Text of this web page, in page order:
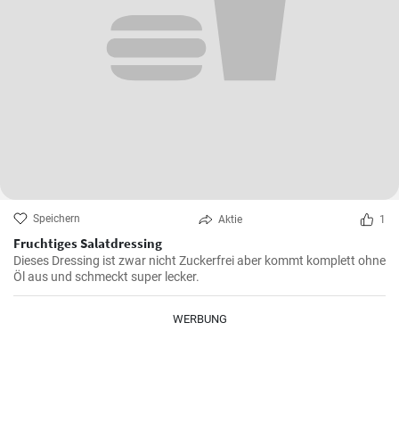
Speichern Aktie 1
Fruchtiges Salatdressing
Dieses Dressing ist zwar nicht Zuckerfrei aber kommt komplett ohne
Öl aus und schmeckt super lecker.
WERBUNG